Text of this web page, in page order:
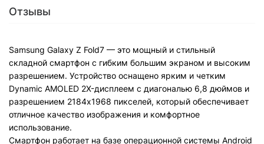
Отзывы
Samsung Galaxy Z Fold7 — это мощный и стильный
складной смартфон с гибким большим экраном и высоким
разрешением. Устройство оснащено ярким и четким
Dynamic AMOLED 2X-дисплеем с диагональю 6,8 дюймов и
разрешением 2184x1968 пикселей, который обеспечивает
отличное качество изображения и комфортное
использование.
Смартфон работает на базе операционной системы Android